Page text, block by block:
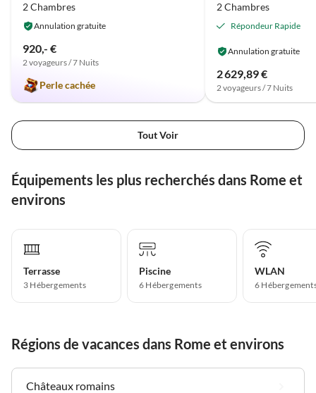
2 Chambres
Annulation gratuite
920,- €
2 voyageurs / 7 Nuits
Perle cachée
2 Chambres
Répondeur Rapide
Annulation gratuite
2 629,89 €
2 voyageurs / 7 Nuits
Tout Voir
Équipements les plus recherchés dans Rome et
environs
Terrasse
3 Hébergements
Piscine
6 Hébergements
WLAN
6
Régions de vacances dans Rome et environs
Châteaux romains